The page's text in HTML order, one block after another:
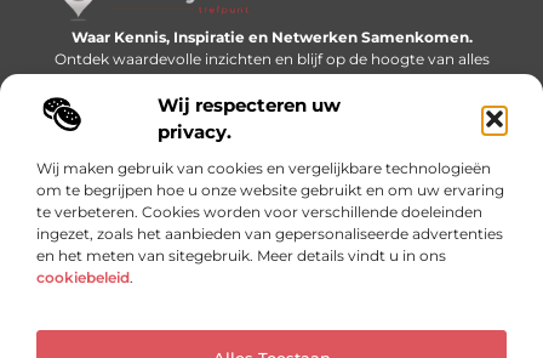
Wij respecteren uw
privacy.
Wij maken gebruik van cookies en vergelijkbare technologieën
om te begrijpen hoe u onze website gebruikt en om uw ervaring
te verbeteren. Cookies worden voor verschillende doeleinden
ingezet, zoals het aanbieden van gepersonaliseerde advertenties
en het meten van sitegebruik. Meer details vindt u in ons
cookiebeleid.
Waar Kennis, Inspiratie en Netwerken Samenkomen.
Ontdek waardevolle inzichten en blijf op de hoogte van alles
wat er speelt in de wereld.
Bericht categorie
Onze informatie